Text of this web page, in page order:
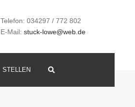
Telefon: 034297 / 772 802
E-Mail: stuck-lowe@web.de
STELLEN